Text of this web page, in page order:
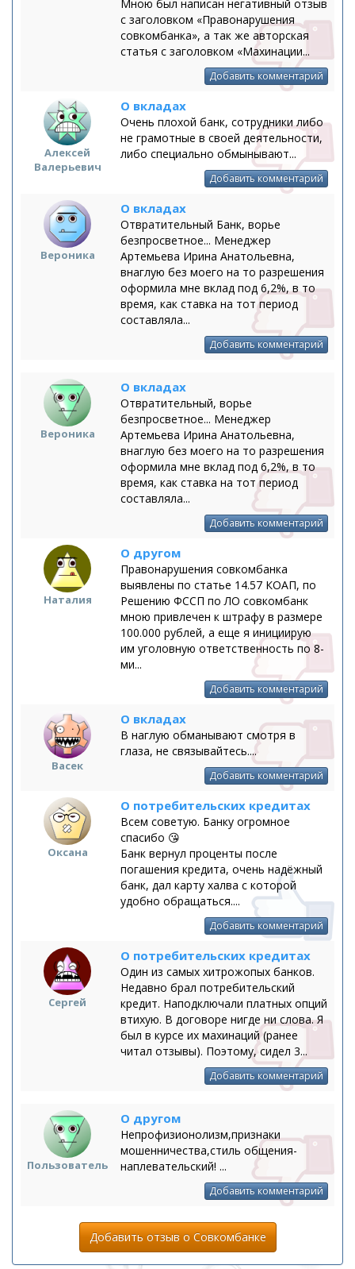
Мною был написан негативный отзыв
с заголовком «Правонарушения
совкомбанка», а так же авторская
статья с заголовком «Махинации...
Добавить комментарий
Алексей
Валерьевич
О вкладах
Очень плохой банк, сотрудники либо
не грамотные в своей деятельности,
либо специально обмынывают...
Добавить комментарий
Вероника
О вкладах
Отвратительный Банк, ворье
безпросветное... Менеджер
Артемьева Ирина Анатольевна,
внаглую без моего на то разрешения
оформила мне вклад под 6,2%, в то
время, как ставка на тот период
составляла...
Добавить комментарий
Вероника
О вкладах
Отвратительный, ворье
безпросветное... Менеджер
Артемьева Ирина Анатольевна,
внаглую без моего на то разрешения
оформила мне вклад под 6,2%, в то
время, как ставка на тот период
составляла...
Добавить комментарий
Наталия
О другом
Правонарушения совкомбанка
выявлены по статье 14.57 КОАП, по
Решению ФССП по ЛО совкомбанк
мною привлечен к штрафу в размере
100.000 рублей, а еще я инициирую
им уголовную ответственность по 8-
ми...
Добавить комментарий
Васек
О вкладах
В наглую обманывают смотря в
глаза, не связывайтесь....
Добавить комментарий
Оксана
О потребительских кредитах
Всем советую. Банку огромное
спасибо 😘
Банк вернул проценты после
погашения кредита, очень надёжный
банк, дал карту халва с которой
удобно обращаться....
Добавить комментарий
Сергей
О потребительских кредитах
Один из самых хитрожопых банков.
Недавно брал потребительский
кредит. Наподключали платных опций
втихую. В договоре нигде ни слова. Я
был в курсе их махинаций (ранее
читал отзывы). Поэтому, сидел 3...
Добавить комментарий
Пользователь
О другом
Непрофизионолизм,признаки
мошенничества,стиль общения-
наплевательский! ...
Добавить комментарий
Добавить отзыв о Совкомбанке